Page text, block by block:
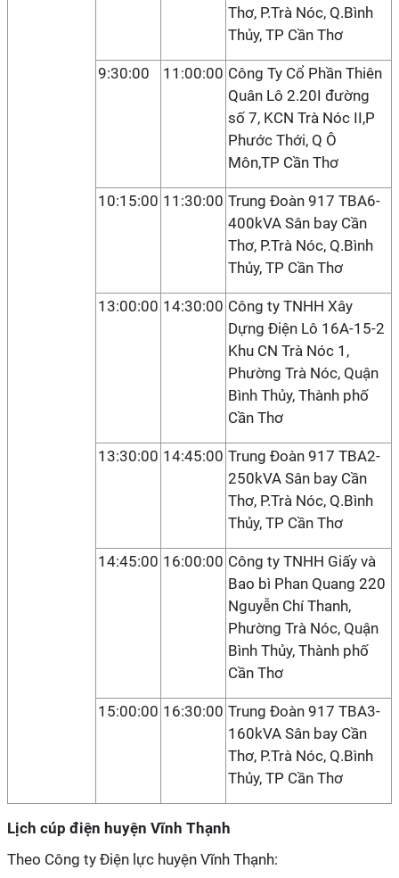
Thơ, P.Trà Nóc, Q.Bình
Thủy, TP Cần Thơ
9:30:00 11:00:00 Công Ty Cổ Phần Thiên
Quân Lô 2.20I đường
số 7, KCN Trà Nóc II,P
Phước Thới, Q Ô
Môn,TP Cần Thơ
10:15:00 11:30:00 Trung Đoàn 917 TBA6-
400kVA Sân bay Cần
Thơ, P.Trà Nóc, Q.Bình
Thủy, TP Cần Thơ
13:00:00 14:30:00 Công ty TNHH Xây
Dựng Điện Lô 16A-15-2
Khu CN Trà Nóc 1,
Phường Trà Nóc, Quận
Bình Thủy, Thành phố
Cần Thơ
13:30:00 14:45:00 Trung Đoàn 917 TBA2-
250kVA Sân bay Cần
Thơ, P.Trà Nóc, Q.Bình
Thủy, TP Cần Thơ
14:45:00 16:00:00 Công ty TNHH Giấy và
Bao bì Phan Quang 220
Nguyễn Chí Thanh,
Phường Trà Nóc, Quận
Bình Thủy, Thành phố
Cần Thơ
15:00:00 16:30:00 Trung Đoàn 917 TBA3-
160kVA Sân bay Cần
Thơ, P.Trà Nóc, Q.Bình
Thủy, TP Cần Thơ
Lịch cúp điện huyện Vĩnh Thạnh
Theo Công ty Điện lực huyện Vĩnh Thạnh: